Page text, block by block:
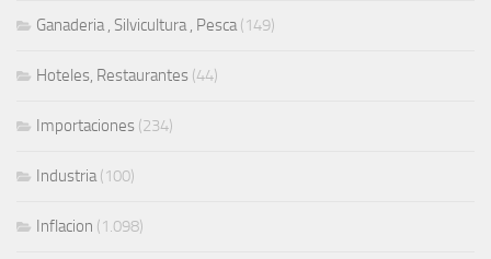
Ganaderia , Silvicultura , Pesca(149)
Hoteles, Restaurantes (44)
Importaciones (234)
Industria(100)
Inflacion (1.098)